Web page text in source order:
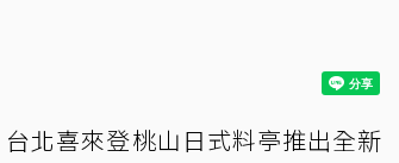
北喜來登桃山日式料亭推出全新